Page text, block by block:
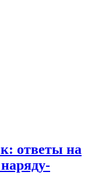
ответы на